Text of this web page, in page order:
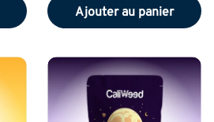
Ajouter au panier